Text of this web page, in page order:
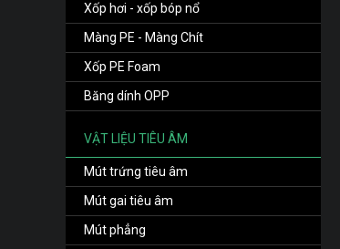
Xốp hơi - xốp bóp nổ
Màng PE - Màng Chít
Xốp PE Foam
Băng dính OPP
VẬT LIỆU TIÊU ÂM
Mút trứng tiêu âm
Mút gai tiêu âm
Mút phẳng